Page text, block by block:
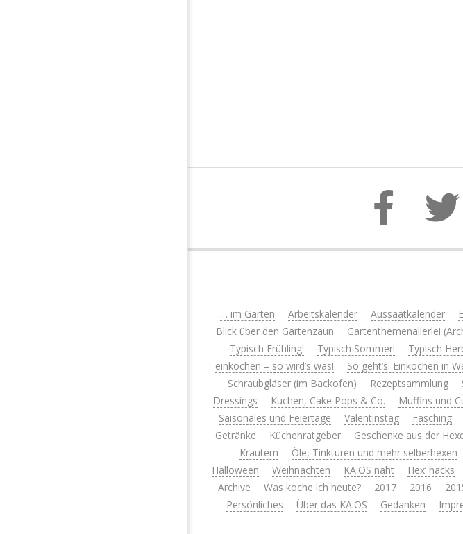
… im Garten
Arbeitskalender Aussaatkalender
Blick über den Gartenzaun
Gartenthemenallerlei
Typisch Frühling!
Typisch Sommer! Typisch
einkochen – so wird’s was!
So geht’s: Einkochen in
Schraubgläser (im Backofen)
Rezeptsammlung
Dressings
Kuchen, Cake Pops & Co. Muffins und
Saisonales und Feiertage
Valentinstag Fasching
Getränke
Küchenratgeber Geschenke aus der
Kräutern
Öle, Tinkturen und mehr selberhexen
Halloween
Weihnachten KA:OS näht Hex’ hacks
Archive
Was koche ich heute? 2017 2016
Persönliches
Über das KA:OS Gedanken